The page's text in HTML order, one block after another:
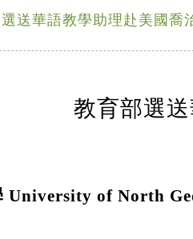
選送華語教學助理赴美國喬
教育部選
University of North